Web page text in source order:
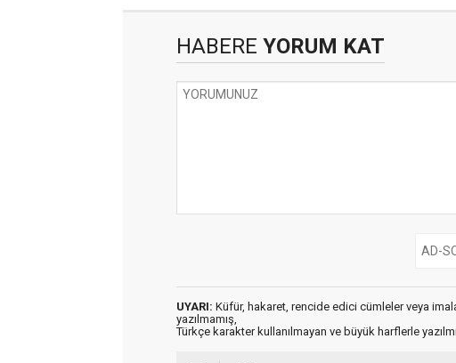
HABERE YORUM KAT
UYARI: Küfür, hakaret, rencide edici cümleler veya
yazılmamış,
Türkçe karakter kullanılmayan ve büyük harflerle